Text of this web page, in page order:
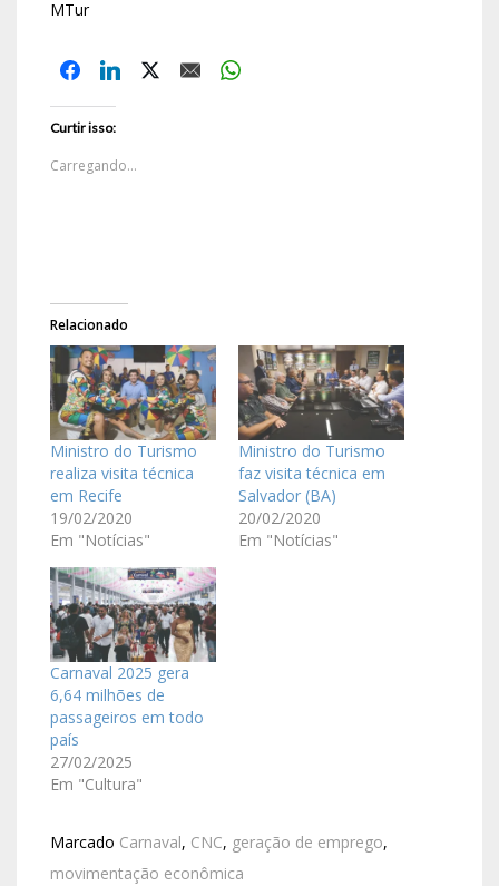
MTur
Curtir isso:
Carregando...
Relacionado
Ministro do Turismo
realiza visita técnica
em Recife
19/02/2020
Em "Notícias"
Ministro do Turismo
faz visita técnica em
Salvador (BA)
20/02/2020
Em "Notícias"
Carnaval 2025 gera
6,64 milhões de
passageiros em todo
país
27/02/2025
Em "Cultura"
Marcado Carnaval, CNC, geração de emprego,
movimentação econômica